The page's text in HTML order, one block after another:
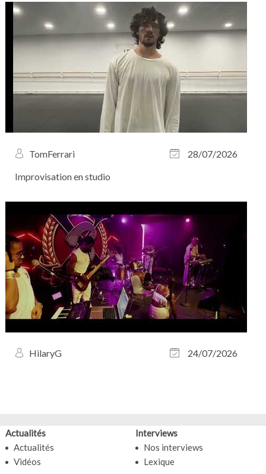
TomFerrari
28/07/2026
Improvisation en studio
HilaryG 24/07/2026
Actualités
Actualités
Vidéos
Interviews
Nos interviews
Lexique